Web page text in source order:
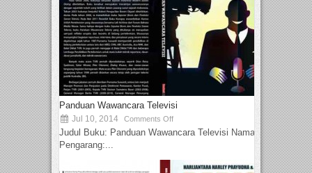
Panduan Wawancara Televisi
Jul 10, 2014 Comments Off
Judul Buku: Panduan Wawancara Televisi Nama
Pengarang:...